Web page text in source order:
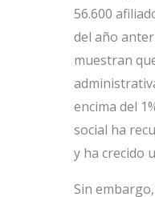
56.600
del año
muestran
encima del
social ha
y ha crecido
Sin